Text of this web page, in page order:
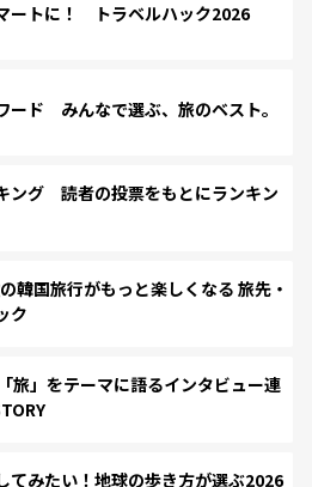
ートに！ トラベルハック2026
ード みんなで選ぶ、旅のベスト。
ング 読者の投票をもとにランキン
国旅行がもっと楽しくなる 旅先・
ク
旅」をテーマに語るインタビュー連
てみたい！地球の歩き方が選ぶ2026